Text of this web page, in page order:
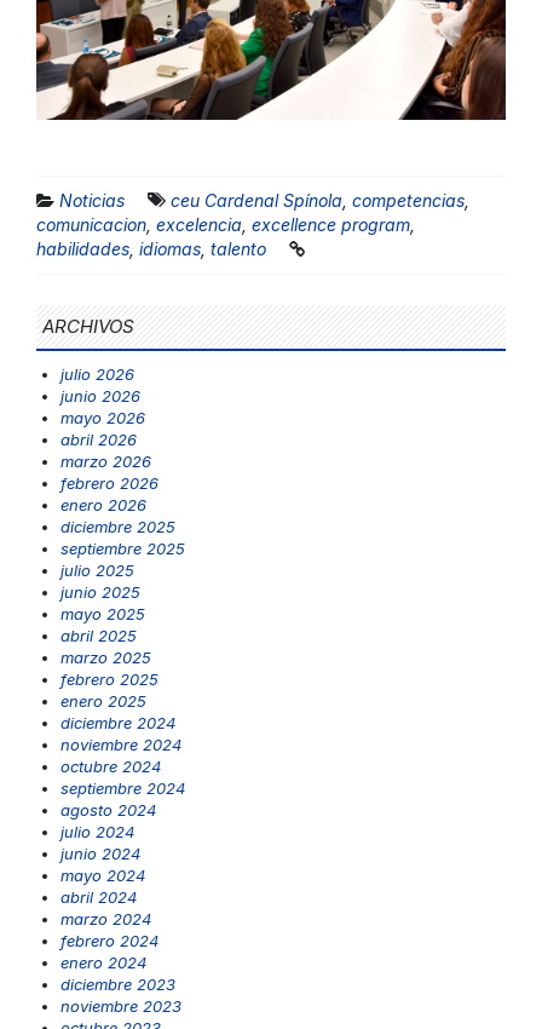
Noticias ceu Cardenal Spínola competencias
comunicacion excelencia excellence program
habilidades idiomas talento
ARCHIVOS
julio 2026
junio 2026
mayo 2026
abril 2026
marzo 2026
febrero 2026
enero 2026
diciembre 2025
septiembre 2025
julio 2025
junio 2025
mayo 2025
abril 2025
marzo 2025
febrero 2025
enero 2025
diciembre 2024
noviembre 2024
octubre 2024
septiembre 2024
agosto 2024
julio 2024
junio 2024
mayo 2024
abril 2024
marzo 2024
febrero 2024
enero 2024
diciembre 2023
noviembre 2023